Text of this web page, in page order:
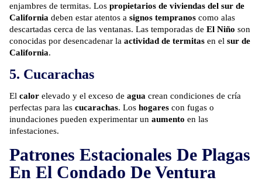
enjambres de termitas. Los propietarios de viviendas del sur de
California deben estar atentos a signos tempranos como alas
descartadas cerca de las ventanas. Las temporadas de El Niño son
conocidas por desencadenar la actividad de termitas en el sur de
California.
5. Cucarachas
El calor elevado y el exceso de agua crean condiciones de cría
perfectas para las cucarachas. Los hogares con fugas o
inundaciones pueden experimentar un aumento en las
infestaciones.
Patrones Estacionales De Plagas
En El Condado De Ventura